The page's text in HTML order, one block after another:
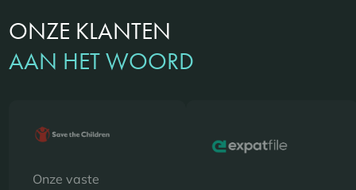
ONZE KLANTEN
AAN HET WOORD
Onze vaste